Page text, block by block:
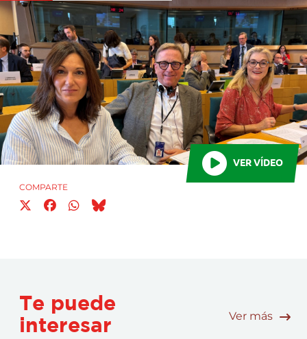
VER VÍDEO
COMPARTE
Te puede
interesar
Ver más